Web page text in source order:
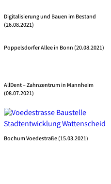
Digitalisierung und Bauen im Bestand
(26.08.2021)
Poppelsdorfer Allee in Bonn (20.08.2021)
AllDent – Zahnzentrum in Mannheim
(08.07.2021)
Bochum Voedestraße (15.03.2021)